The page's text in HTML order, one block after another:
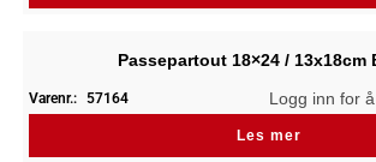
Passepartout 18×24 / 13x18cm
Varenr.: 57164 Logg inn for
Les mer